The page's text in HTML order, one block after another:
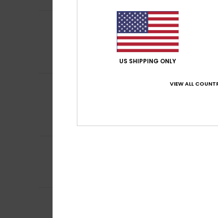
Beatriz
Frais et élégants
Afficher original -
Confort
Je
Client anonyme
Je
US SHIPPING ONLY
VIEW ALL